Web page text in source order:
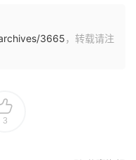
3665，转载请注
3